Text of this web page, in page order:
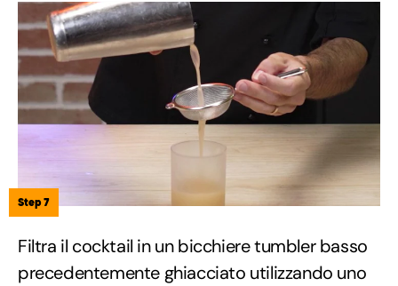
Step 7
Filtra il cocktail in un bicchiere tumbler basso
precedentemente ghiacciato utilizzando uno